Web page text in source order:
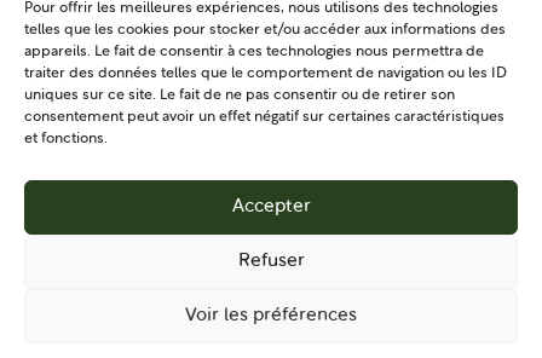
Pour offrir les meilleures expériences, nous utilisons des technologies
telles que les cookies pour stocker et/ou accéder aux informations des
appareils. Le fait de consentir à ces technologies nous permettra de
traiter des données telles que le comportement de navigation ou les ID
uniques sur ce site. Le fait de ne pas consentir ou de retirer son
consentement peut avoir un effet négatif sur certaines caractéristiques
et fonctions.
Accepter
Refuser
Voir les préférences
La boîte à outils
Présentation
Tous les outils
Proposer un outil
CONTACT
S'IMPLIQUER